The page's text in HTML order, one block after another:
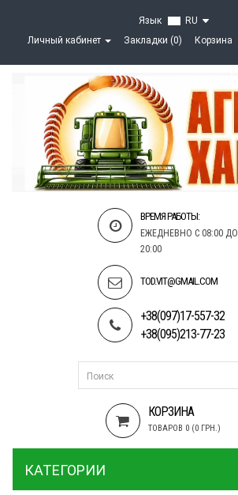
Язык
RU
Личный кабинет
Закладки (0) Корзина
ВРЕМЯ РАБОТЫ:
ЕЖЕДНЕВНО С 08:00 ДО
20:00
TOD.VIT@GMAIL.COM
+38(097)17-557-32
+38(095)213-77-23
КОРЗИНА
ТОВАРОВ 0 (0 ГРН.)
КАТЕГОРИИ